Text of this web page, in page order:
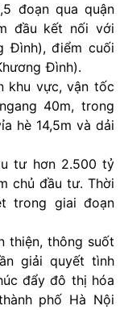
đoạn qua quận
đầu kết nối với
Đình), điểm cuối
Đình).
khu vực, vận tốc
40m, trong
hè 14,5m và dải
tư hơn 2.500 tỷ
chủ đầu tư. Thời
trong giai đoạn
thiện, thông suốt
giải quyết tình
đẩy đô thị hóa
phố Hà Nội